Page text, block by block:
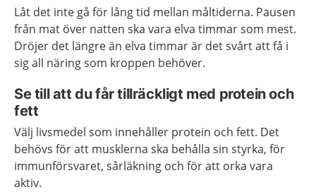
Låt det inte gå för lång tid mellan måltiderna. Pausen
från mat över natten ska vara elva timmar som mest.
Dröjer det längre än elva timmar är det svårt att få i
sig all näring som kroppen behöver.
Se till att du får tillräckligt med protein och
fett
Välj livsmedel som innehåller protein och fett. Det
behövs för att musklerna ska behålla sin styrka, för
immunförsvaret, sårläkning och för att orka vara
aktiv.